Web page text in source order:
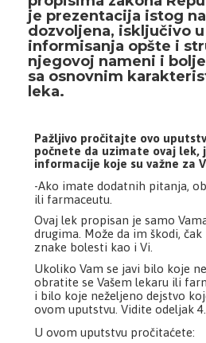
je prezentacija istog
dozvoljena, isključivo
informisanja opšte i
njegovoj nameni i
sa osnovnim
leka.
Pažljivo pročitajte ovo
počnete da uzimate ovaj lek,
informacije koje su važne za
-Ako imate dodatnih pitanja,
ili farmaceutu.
Ovaj lek propisan je samo
drugima. Može da im škodi,
znake bolesti kao i Vi.
Ukoliko Vam se javi bilo koje
obratite se Vašem lekaru ili
i bilo koje neželjeno dejstvo
ovom uputstvu. Vidite odeljak 4.
U ovom uputstvu pročitaćete: